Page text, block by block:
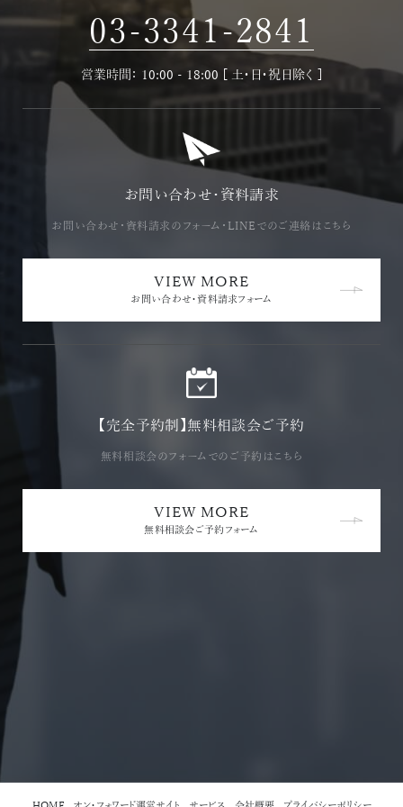
お問い合わせ・資料請求
お問い合わせ・資料請求の フォーム・LINEでのご連絡はこちら
VIEW MORE
お問い合わせ・資料請求フォーム
03-3341-2841
営業時間： 10:00 - 18:00 [ 土・日・祝日除く ]
【完全予約制】 無料相談会ご予約
無料相談会のフォームでのご予約はこちら
VIEW MORE
無料相談会ご予約フォーム